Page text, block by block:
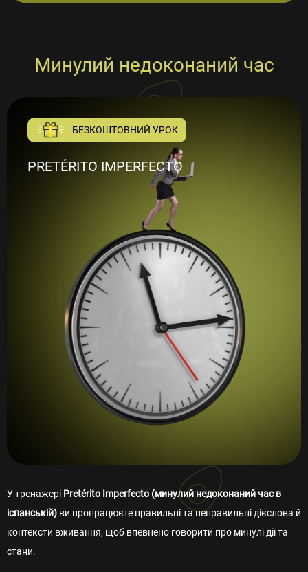
Минулий недоконаний час
БЕЗКОШТОВНИЙ УРОК
PRETÉRITO IMPERFECTO
У тренажері Pretérito Imperfecto (минулий недоконаний час в
іспанській) ви пропрацюєте правильні та неправильні дієслова й
контексти вживання, щоб впевнено говорити про минулі дії та
стани.